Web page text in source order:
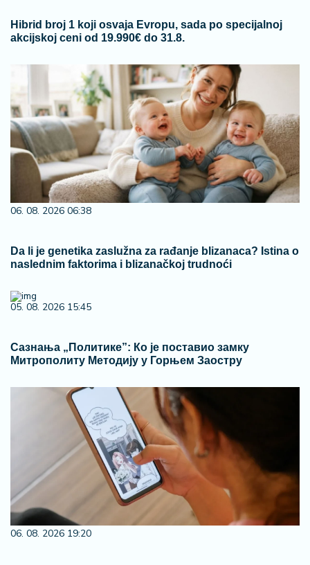
Hibrid broj 1 koji osvaja Evropu, sada po specijalnoj
akcijskoj ceni od 19.990€ do 31.8.
06. 08. 2026 06:38
Da li je genetika zaslužna za rađanje blizanaca? Istina o
naslednim faktorima i blizanačkoj trudnoći
05. 08. 2026 15:45
Сазнања „Политике”: Ко је поставио замку
Митрополиту Методију у Горњем Заостру
06. 08. 2026 19:20